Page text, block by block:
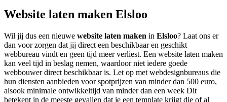
Website laten maken Elsloo
Wil jij dus een nieuwe website laten maken in Elsloo? Laat ons er
dan voor zorgen dat jij direct een beschikbaar en geschikt
webbureau vindt en geen tijd meer verliest. Een website laten maken
kan veel tijd in beslag nemen, waardoor niet iedere goede
webbouwer direct beschikbaar is. Let op met webdesignbureaus die
hun diensten aanbieden voor spotprijzen van minder dan 500 euro,
alsook minimale ontwikkeltijd van minder dan een week Dit
betekent in de meeste gevallen dat je een template krijgt die of al